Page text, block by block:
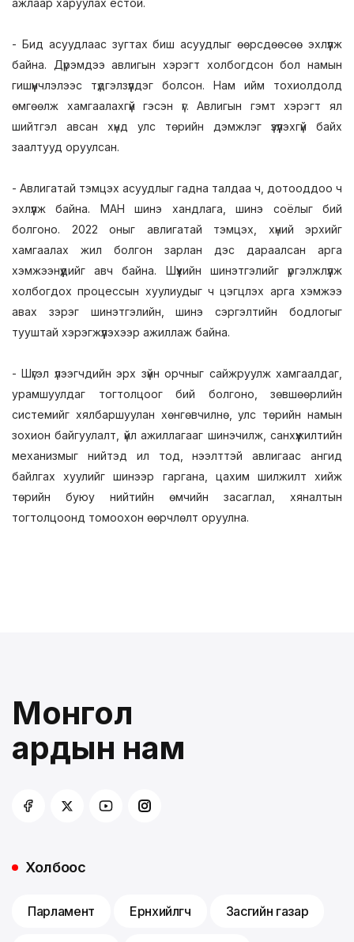
ажлаар харуулах ёстой.
- Бид асуудлаас зугтах биш асуудлыг өөрсдөөсөө эхлүүлж
байна. Дүрэмдээ авлигын хэрэгт холбогдсон бол намын
гишүүнчлэлээс түдгэлзүүлдэг болсон. Нам ийм тохиолдолд
өмгөөлж хамгаалахгүй гэсэн үг. Авлигын гэмт хэрэгт ял
шийтгэл авсан хүнд улс төрийн дэмжлэг үзүүлэхгүй байх
заалтууд оруулсан.
- Авлигатай тэмцэх асуудлыг гадна талдаа ч, дотооддоо ч
эхлүүлж байна. МАН шинэ хандлага, шинэ соёлыг бий
болгоно. 2022 оныг авлигатай тэмцэх, хүний эрхийг
хамгаалах жил болгон зарлан дэс дараалсан арга
хэмжээнүүдийг авч байна. Шүүхийн шинэтгэлийг үргэлжлүүлж
холбогдох процессын хуулиудыг ч цэгцлэх арга хэмжээ
авах зэрэг шинэтгэлийн, шинэ сэргэлтийн бодлогыг
тууштай хэрэгжүүлэхээр ажиллаж байна.
- Шүгэл үлээгчдийн эрх зүйн орчныг сайжруулж хамгаалдаг,
урамшуулдаг тогтолцоог бий болгоно, зөвшөөрлийн
системийг хялбаршуулан хөнгөвчилнө, улс төрийн намын
зохион байгуулалт, үйл ажиллагааг шинэчилж, санхүүжилтийн
механизмыг нийтэд ил тод, нээлттэй авлигаас ангид
байлгах хуулийг шинээр гаргана, цахим шилжилт хийж
төрийн буюу нийтийн өмчийн засаглал, хяналтын
тогтолцоонд томоохон өөрчлөлт оруулна.
Монгол
ардын нам
Холбоос
Парламент Ерөнхийлөгч Засгийн газар